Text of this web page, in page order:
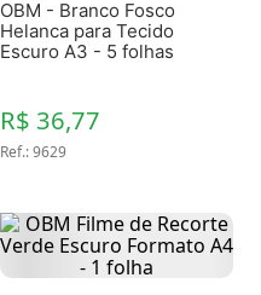
OBM - Branco Fosco
Helanca para Tecido
Escuro A3 - 5 folhas
R$ 36,77
Ref.:9629